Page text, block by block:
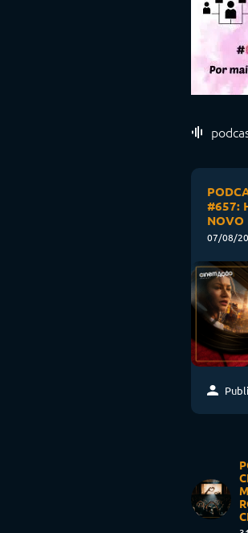
#657:
NOVO
07/08/